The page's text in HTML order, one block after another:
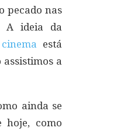
pecado nas
A ideia da
cinema está
a
ainda se
hoje, como